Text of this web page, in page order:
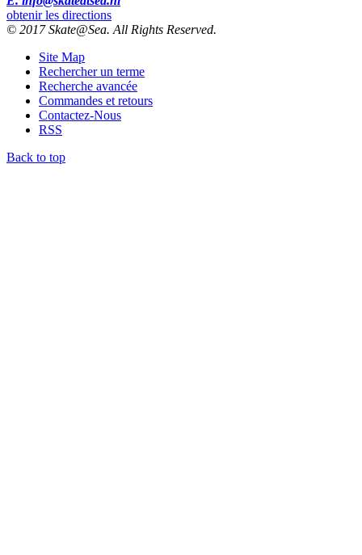
obtenir les directions
© 2017 Skate@Sea. All Rights Reserved.
Site Map
Rechercher un terme
Recherche avancée
Commandes et retours
Contactez-Nous
RSS
Back to top